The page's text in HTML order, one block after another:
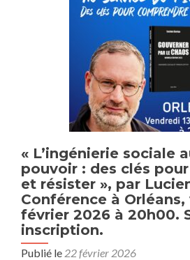
« L’ingénierie sociale
pouvoir : des clés
et résister », par
Conférence à Orléans,
février 2026 à 20h00.
inscription.
Publié le 22 février 2026